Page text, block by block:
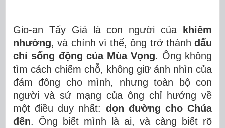
Gio-an Tẩy Giả là con người của
khiêm
nhường, và chính vì thế, ông trở thành dấu
chỉ sống động của Mùa Vọng. Ông không
tìm cách chiếm chỗ, không giữ ánh nhìn của
đám đông cho mình, nhưng toàn bộ con
người và sứ mạng của ông chỉ hướng về
một điều duy nhất: dọn đường cho Chúa
đến. Ông biết mình là ai, và càng biết rõ